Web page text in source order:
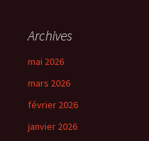
Archives
mai 2026
mars 2026
février 2026
janvier 2026